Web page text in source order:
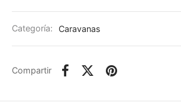
Categoría: Caravanas
Compartir